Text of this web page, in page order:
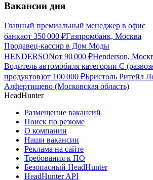
Вакансии дня
Главный премиальный менеджер в офис
банкаот 350 000 ₽Газпромбанк, Москва
Продавец-кассир в Дом Моды
HENDERSONот 90 000 ₽Henderson,
Водитель автомобиля категории C
продуктов)от 100 000 ₽Бристоль Ритейл
Алфертищево (Московская область)
HeadHunter
Размещение вакансий
Поиск по резюме
О компании
Наши вакансии
Реклама на сайте
Требования к ПО
Безопасный HeadHunter
HeadHunter API